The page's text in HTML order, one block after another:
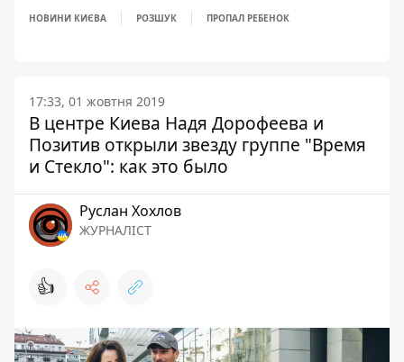
НОВИНИ КИЄВА РОЗШУК ПРОПАЛ РЕБЕНОК
17:33, 01 жовтня 2019
В центре Киева Надя Дорофеева и
Позитив открыли звезду группе "Время
и Стекло": как это было
Руслан Хохлов
ЖУРНАЛІСТ
👍